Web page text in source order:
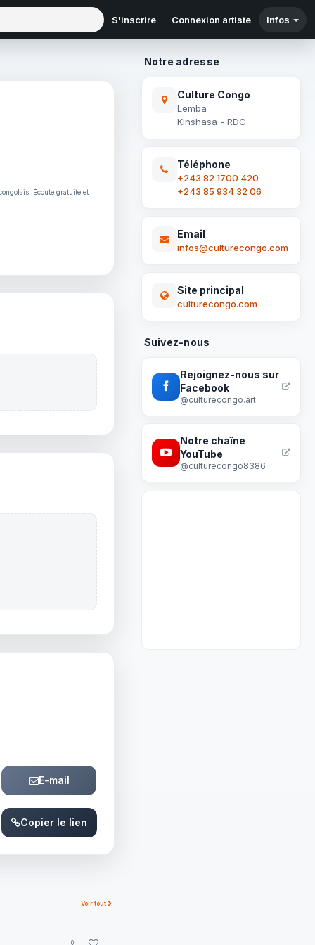
S'inscrire Connexion artiste Infos
Écoute gratuite et
E-mail
Copier le lien
Voir tout
0
Notre adresse
Culture Congo
Lemba
Kinshasa - RDC
Téléphone
+243 82 1700 420
+243 85 934 32 06
Email
infos@culturecongo.com
Site principal
culturecongo.com
Suivez-nous
Rejoignez-nous sur
Facebook
@culturecongo.art
Notre chaîne
YouTube
@culturecongo8386